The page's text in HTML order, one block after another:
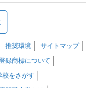
推奨環境
サイトマップ
録商標について
校をさがす